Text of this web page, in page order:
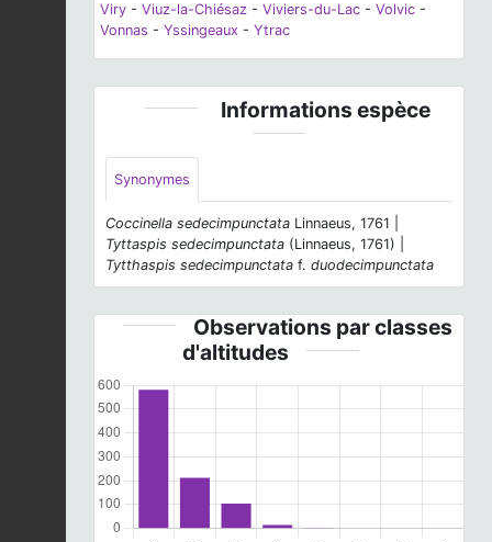
Viry - Viuz-la-Chiésaz - Viviers-du-Lac - Volvic -
Vonnas - Yssingeaux - Ytrac
Informations espèce
Synonymes
Coccinella sedecimpunctata Linnaeus, 1761 |
Tyttaspis sedecimpunctata (Linnaeus, 1761) |
Tytthaspis sedecimpunctata f. duodecimpunctata
Observations par classes
d'altitudes